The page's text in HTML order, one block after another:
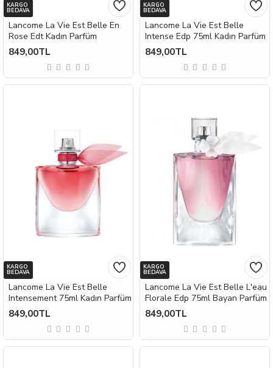
KARGO
BEDAVA
Lancome La Vie Est Belle En
Rose Edt Kadın Parfüm
849,00TL
KARGO
BEDAVA
Lancome La Vie Est Belle
Intense Edp 75ml Kadın Parfüm
849,00TL
KARGO
BEDAVA
Lancome La Vie Est Belle
Intensement 75ml Kadın Parfüm
849,00TL
KARGO
BEDAVA
Lancome La Vie Est Belle L'eau
Florale Edp 75ml Bayan Parfüm
849,00TL